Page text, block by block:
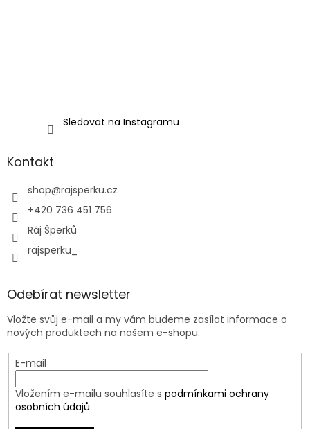
Sledovat na Instagramu
Kontakt
shop@rajsperku.cz
+420 736 451 756
Ráj Šperků
rajsperku_
Odebírat newsletter
Vložte svůj e-mail a my vám budeme zasílat informace o
nových produktech na našem e-shopu.
E-mail
Vložením e-mailu souhlasíte s podmínkami ochrany
osobních údajů